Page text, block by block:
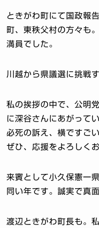
ときがわ町にて国政報
町、東秩父村の方々も
満員でした。
川越から県議選に挑戦
私の挨拶の中で、公明
に深谷さんにあがって
必死の訴え、横ですご
ぜひ、応援をよろしく
来賓として小久保憲一
同い年です。誠実で真
渡辺ときがわ町長も。